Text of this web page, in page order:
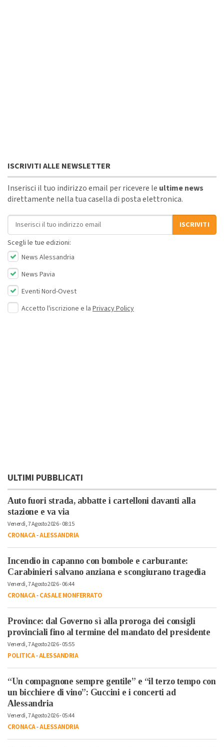
ISCRIVITI ALLE NEWSLETTER
Inserisci il tuo indirizzo email per ricevere le ultime news
direttamente nella tua casella di posta elettronica.
Indirizzo email
ISCRIVITI
Scegli le tue edizioni:
News Alessandria
News Pavia
Eventi Nord-Ovest
Accetto l'iscrizione e la Privacy Policy
ULTIMI PUBBLICATI
Auto fuori strada, abbatte i cartelloni davanti alla
stazione e va via
Venerdì, 7 Agosto 2026 - 08:15
CRONACA-ALESSANDRIA
Incendio in capanno con bombole e carburante:
Carabinieri salvano anziana e scongiurano tragedia
Venerdì, 7 Agosto 2026 - 06:44
CRONACA-CASALE MONFERRATO
Province: dal Governo sì alla proroga dei consigli
provinciali fino al termine del mandato del presidente
Venerdì, 7 Agosto 2026 - 05:55
POLITICA-ALESSANDRIA
“Un compagnone sempre gentile” e “il terzo tempo con
un bicchiere di vino”: Guccini e i concerti ad
Alessandria
Venerdì, 7 Agosto 2026 - 05:44
CRONACA-ALESSANDRIA